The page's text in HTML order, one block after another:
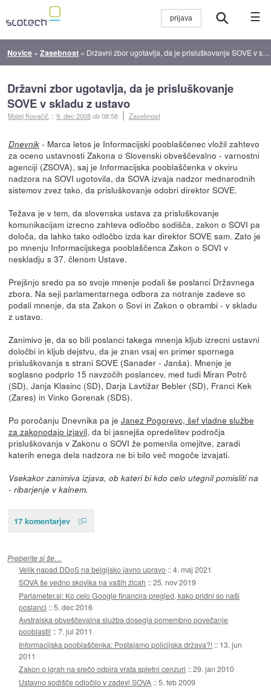
☰
Novice »Zasebnost » Državni zbor ugotavlja, da je prisluškovanje SOVE v skladu z ustavo
Državni zbor ugotavlja, da je prisluškovanje
SOVE v skladu z ustavo
Matej Kovačič ::9. dec 2008ob 08:58 Zasebnost
Dnevnik- Marca letos je Informacijski pooblaščenec vložil zahtevo
za oceno ustavnosti Zakona o Slovenski obveščevalno - varnostni
agenciji (ZSOVA), saj je Informacijska pooblaščenka v okviru
nadzora na SOVI ugotovila, da SOVA izvaja nadzor mednarodnih
sistemov zvez tako, da prisluškovanje odobri direktor SOVE.
Težava je v tem, da slovenska ustava za prisluškovanje
komunikacijam izrecno zahteva odločbo sodišča, zakon o SOVI pa
določa, da lahko tako odločbo izda kar direktor SOVE sam. Zato je
po mnenju Informacijskega pooblaščenca Zakon o SOVI v
neskladju s 37. členom Ustave.
Prejšnjo sredo pa so svoje mnenje podali še poslanci Državnega
zbora. Na seji parlamentarnega odbora za notranje zadeve so
podali mnenje, da sta Zakon o Sovi in Zakon o obrambi - v skladu
z ustavo.
Zanimivo je, da so bili poslanci takega mnenja kljub izrecni ustavni
določbi in kljub dejstvu, da je znan vsaj en primer spornega
prisluškovanja s strani SOVE (Sanader - Janša). Mnenje je
soglasno podprlo 15 navzočih poslancev, med tudi Miran Potrč
(SD), Janja Klasinc (SD), Darja Lavtižar Bebler (SD), Franci Kek
(Zares) in Vinko Gorenak (SDS).
Po poročanju Dnevnika pa je Janez Pogorevc, šef vladne službe
za zakonodajo izjavil, da bi jasnejša opredelitev področja
prisluškovanja v Zakonu o SOVI že pomenila omejitve, zaradi
katerih enega dela nadzora ne bi bilo več mogoče izvajati.
Vsekakor zanimiva izjava, ob kateri bi kdo celo utegnil pomisliti na
- ribarjenje v kalnem.
17 komentarjev
Preberite si še…
Velik napad DDoS na belgijsko javno upravo ::4. maj 2021
SOVA še vedno skovika na vaših žicah ::25. nov 2019
Parlameter.si: Ko celo Google financira pregled, kako pridni so naši
poslanci ::5. dec 2016
Avstralska obveščevalna služba dosegla pomembno povečanje
pooblastil ::7. jul 2011
Informacijska pooblaščenka: Postajamo policijska država?! :: 13. jun
2011
Zakon o igrah na srečo odpira vrata spletni cenzuri ::29. jan 2010
Ustavno sodišče odločilo v zadevi SOVA ::5. feb 2009